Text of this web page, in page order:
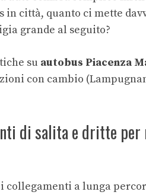
città, quanto ci mette
grande al seguito?
su autobus Piacenza
con cambio
di salita e dritte per
collegamenti a lunga